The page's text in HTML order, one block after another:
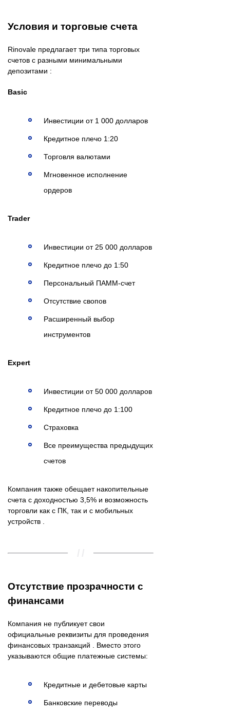
Условия и торговые счета
Rinovale предлагает три типа торговых
счетов с разными минимальными
депозитами :
Basic
Инвестиции от 1 000 долларов
Кредитное плечо 1:20
Торговля валютами
Мгновенное исполнение
ордеров
Trader
Инвестиции от 25 000 долларов
Кредитное плечо до 1:50
Персональный ПАММ-счет
Отсутствие свопов
Расширенный выбор
инструментов
Expert
Инвестиции от 50 000 долларов
Кредитное плечо до 1:100
Страховка
Все преимущества предыдущих
счетов
Компания также обещает накопительные
счета с доходностью 3,5% и возможность
торговли как с ПК, так и с мобильных
устройств .
Отсутствие прозрачности с
финансами
Компания не публикует свои
официальные реквизиты для проведения
финансовых транзакций . Вместо этого
указываются общие платежные системы:
Кредитные и дебетовые карты
Банковские переводы